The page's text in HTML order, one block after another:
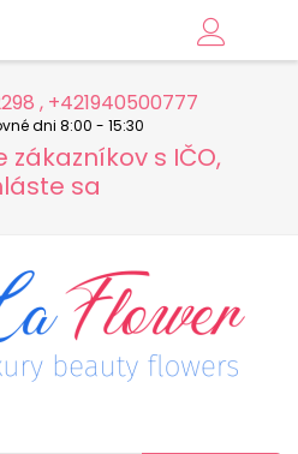
, +421940500777
dni 8:00 - 15:30
s IČO,
sa